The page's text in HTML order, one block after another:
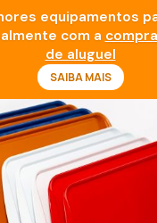
equipamentos
com a
de aluguel
SAIBA MAIS